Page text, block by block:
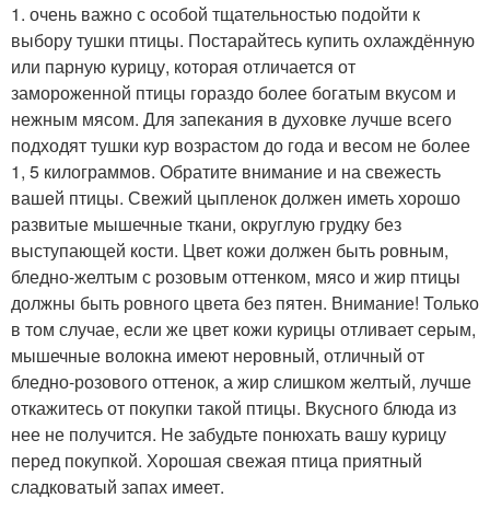
1. очень важно с особой тщательностью подойти к
выбору тушки птицы. Постарайтесь купить охлаждённую
или парную курицу, которая отличается от
замороженной птицы гораздо более богатым вкусом и
нежным мясом. Для запекания в духовке лучше всего
подходят тушки кур возрастом до года и весом не более
1, 5 килограммов. Обратите внимание и на свежесть
вашей птицы. Свежий цыпленок должен иметь хорошо
развитые мышечные ткани, округлую грудку без
выступающей кости. Цвет кожи должен быть ровным,
бледно-желтым с розовым оттенком, мясо и жир птицы
должны быть ровного цвета без пятен. Внимание! Только
в том случае, если же цвет кожи курицы отливает серым,
мышечные волокна имеют неровный, отличный от
бледно-розового оттенок, а жир слишком желтый, лучше
откажитесь от покупки такой птицы. Вкусного блюда из
нее не получится. Не забудьте понюхать вашу курицу
перед покупкой. Хорошая свежая птица приятный
сладковатый запах имеет.